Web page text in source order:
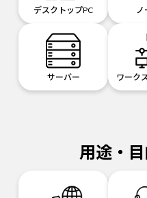
デスクトップPC ノ
サーバー ワーク
用途・